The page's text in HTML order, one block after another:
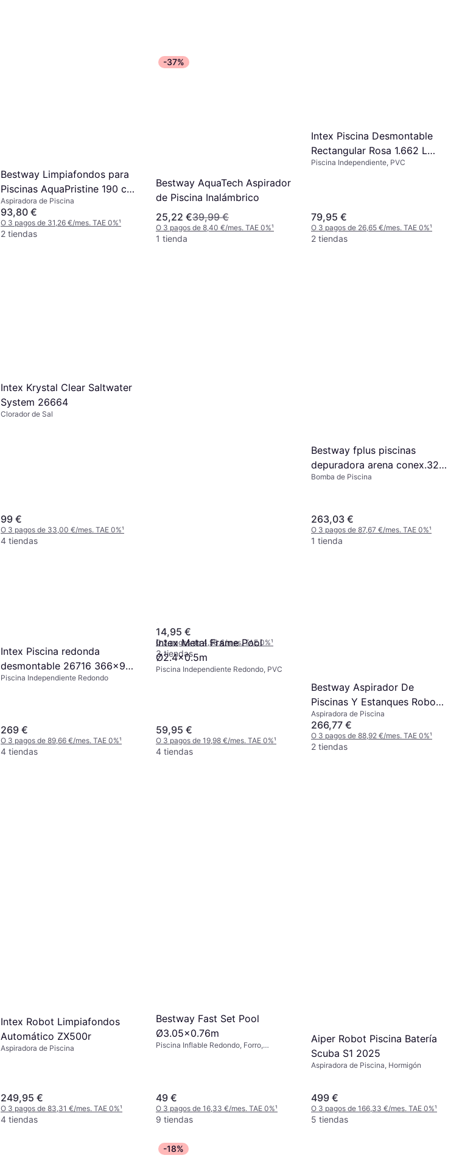
Bestway Limpiafondos para
Piscinas AquaPristine 190 cm
1 Cabezal de Aspiración Azul
Aspiradora de Piscina
93,80 €
O 3 pagos de 31,26 €/mes. TAE 0%¹
2 tiendas
-37%
Bestway AquaTech Aspirador
de Piscina Inalámbrico
25,22 €39,99 €
O 3 pagos de 8,40 €/mes. TAE 0%¹
1 tienda
Intex Piscina Desmontable
Rectangular Rosa 1.662 L
Small Frame
Piscina Independiente, PVC
79,95 €
O 3 pagos de 26,65 €/mes. TAE 0%¹
2 tiendas
Intex Krystal Clear Saltwater
System 26664
Clorador de Sal
99 €
O 3 pagos de 33,00 €/mes. TAE 0%¹
4 tiendas
14,95 €
O 3 pagos de 4,98 €/mes. TAE 0%¹
3 tiendas
Bestway fplus piscinas
depuradora arena conex.32-
1-3hp 58515 piscinas
Bomba de Piscina
263,03 €
O 3 pagos de 87,67 €/mes. TAE 0%¹
1 tienda
Intex Piscina redonda
desmontable 26716 366x99
cm
Piscina Independiente Redondo
269 €
O 3 pagos de 89,66 €/mes. TAE 0%¹
4 tiendas
Intex Metal Frame Pool
Ø2.4x0.5m
Piscina Independiente Redondo, PVC
59,95 €
O 3 pagos de 19,98 €/mes. TAE 0%¹
4 tiendas
Bestway Aspirador De
Piscinas Y Estanques Robot
Limpiafondos
Aspiradora de Piscina
266,77 €
O 3 pagos de 88,92 €/mes. TAE 0%¹
2 tiendas
Intex Robot Limpiafondos
Automático ZX500r
Aspiradora de Piscina
249,95 €
O 3 pagos de 83,31 €/mes. TAE 0%¹
4 tiendas
Bestway Fast Set Pool
Ø3.05x0.76m
Piscina Inflable Redondo, Forro,
49 €
O 3 pagos de 16,33 €/mes. TAE 0%¹
9 tiendas
Aiper Robot Piscina Batería
Scuba S1 2025
Aspiradora de Piscina, Hormigón
499 €
O 3 pagos de 166,33 €/mes. TAE 0%¹
5 tiendas
-18%